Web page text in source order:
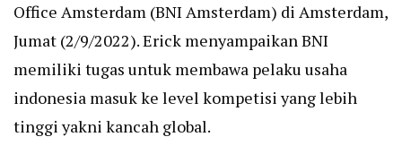
Office Amsterdam (BNI Amsterdam) di Amsterdam,
Jumat (2/9/2022). Erick menyampaikan BNI
memiliki tugas untuk membawa pelaku usaha
indonesia masuk ke level kompetisi yang lebih
tinggi yakni kancah global.